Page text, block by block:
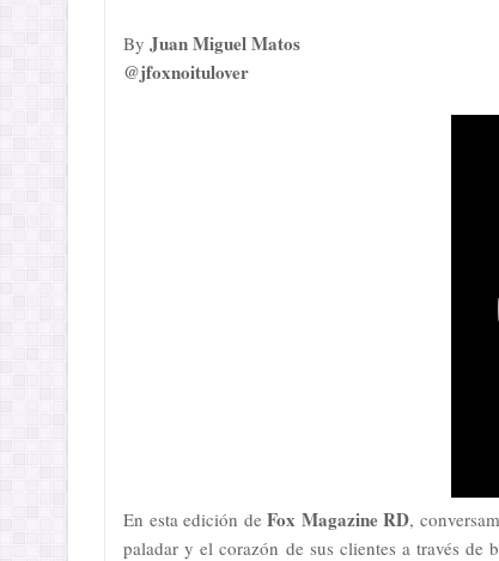
By Juan Miguel Matos
@jfoxnoitulover
En esta edición deFox Magazine RD,
paladar y el corazón de sus clientes a través de